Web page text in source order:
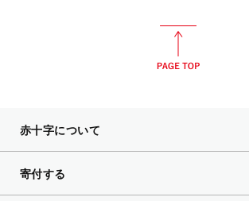
赤十字について
寄付する